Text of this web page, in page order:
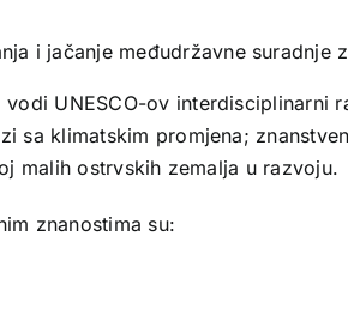
i jačanje međudržavne
UNESCO-ov interdisciplinarni
sa klimatskim promjena;
malih ostrvskih zemalja u razvoju.
znanostima su: